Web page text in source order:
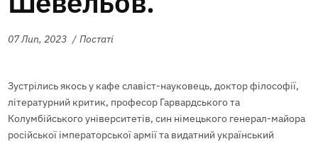
07 Лип, 2023 Постаті
Зустрілись якось у кафе славіст-науковець, доктор філософії,
літературний критик, професор Гарвардського та
Колумбійського університетів, син німецького генерал-майора
російської імператорської армії та видатний український